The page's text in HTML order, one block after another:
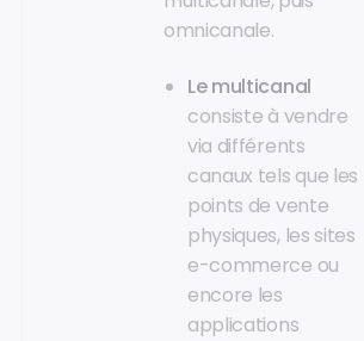
omnicanale.
Le multicanal
consiste à vendre
via différents
canaux tels que les
points de vente
physiques, les sites
e-commerce ou
encore les
applications